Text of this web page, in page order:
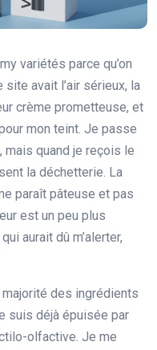
variétés parce qu’on
site avait l’air sérieux, la
crème prometteuse, et
mon teint. Je passe
mais quand je reçois le
la déchetterie. La
paraît pâteuse et pas
est un peu plus
aurait dû m’alerter,
des ingrédients
suis déjà épuisée par
olfactive. Je me